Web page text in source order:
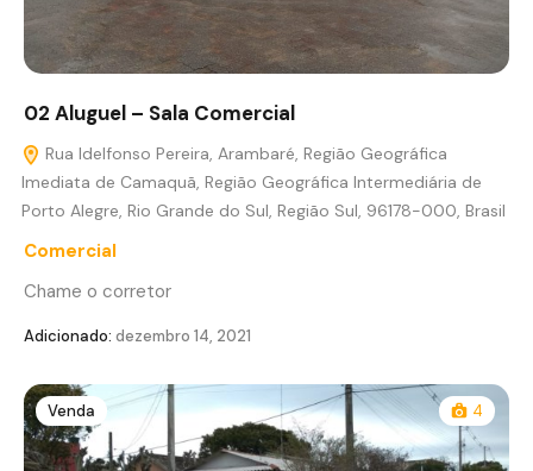
02 Aluguel – Sala Comercial
Rua Idelfonso Pereira, Arambaré, Região Geográfica
Imediata de Camaquã, Região Geográfica Intermediária de
Porto Alegre, Rio Grande do Sul, Região Sul, 96178-000, Brasil
Comercial
Chame o corretor
Adicionado: dezembro 14, 2021
Venda 4